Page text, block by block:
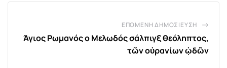
ΕΠΌΜΕΝΗ ΔΗΜΟΣΊΕΥΣΗ
Άγιος Ρωμανός ο Μελωδός σάλπιγξ θεόληπτος,
τῶν οὐρανίων ᾠδῶν